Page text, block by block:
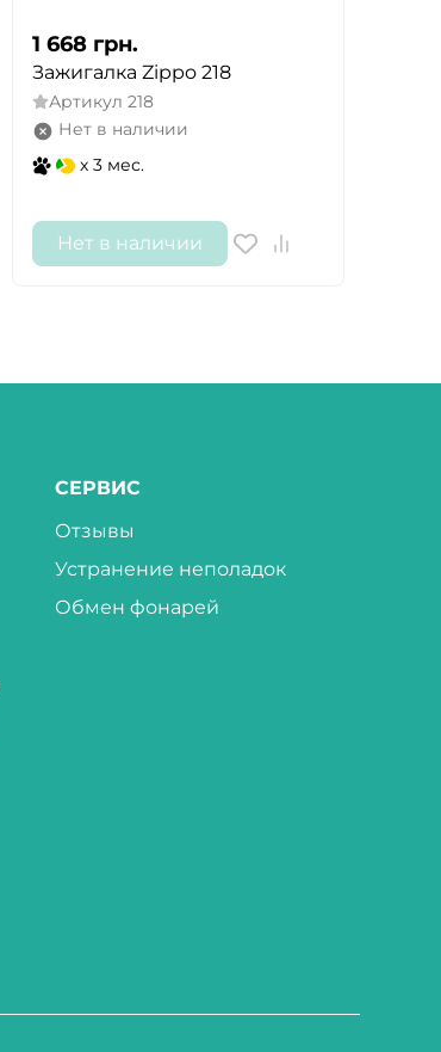
1 668 грн.
Зажигалка Zippo 218
Артикул 218
Нет в наличии
x 3 мес.
Нет в наличии
СЕРВИС
Отзывы
Устранение неполадок
Обмен фонарей